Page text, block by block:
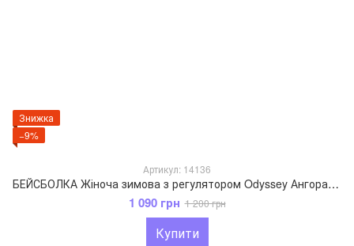
Знижка
−9%
Артикул: 14136
БЕЙСБОЛКА Жіноча зимова з регулятором Odyssey Ангора+нейлон 55-59 см Перламутровий 14136
1 090 грн 1 200 грн
Купити